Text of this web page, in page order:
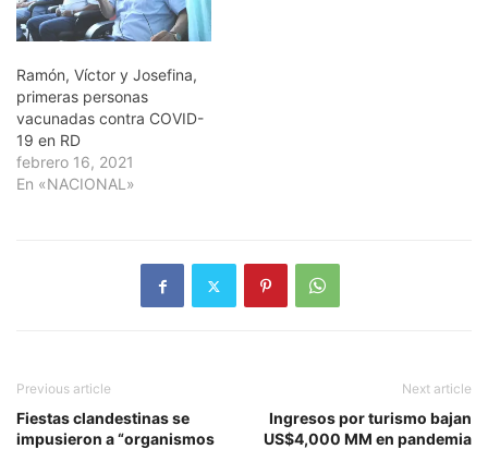
Ramón, Víctor y Josefina,
primeras personas
vacunadas contra COVID-
19 en RD
febrero 16, 2021
En «NACIONAL»
Previous article
Fiestas clandestinas se
impusieron a “organismos
Next article
Ingresos por turismo bajan
US$4,000 MM en pandemia